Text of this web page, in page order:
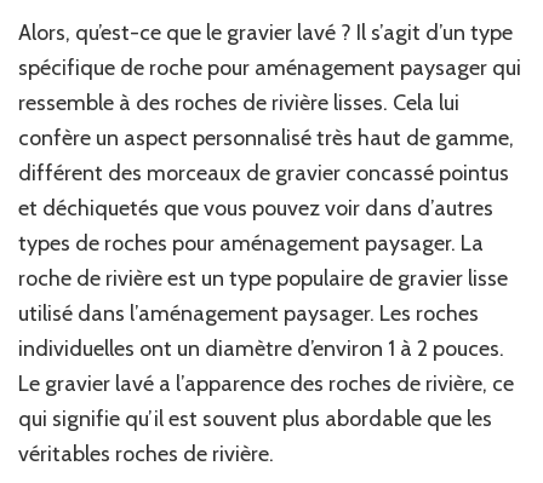
Alors, qu’est-ce que le gravier lavé ? Il s’agit d’un type
spécifique de roche pour aménagement paysager qui
ressemble à des roches de rivière lisses. Cela lui
confère un aspect personnalisé très haut de gamme,
différent des morceaux de gravier concassé pointus
et déchiquetés que vous pouvez voir dans d’autres
types de roches pour aménagement paysager. La
roche de rivière est un type populaire de gravier lisse
utilisé dans l’aménagement paysager. Les roches
individuelles ont un diamètre d’environ 1 à 2 pouces.
Le gravier lavé a l’apparence des roches de rivière, ce
qui signifie qu’il est souvent plus abordable que les
véritables roches de rivière.